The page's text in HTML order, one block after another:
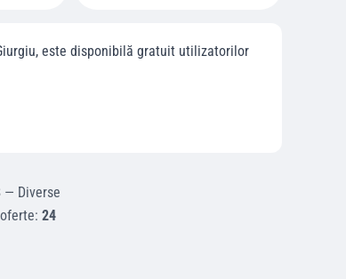
, este disponibilă gratuit utilizatorilor
— Diverse
24